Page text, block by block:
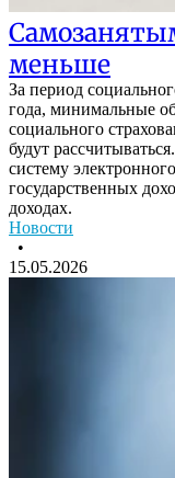
меньше
За период
года, минимальные
социального
будут
систему
государственных
доходах.
Новости
•
15.05.2026